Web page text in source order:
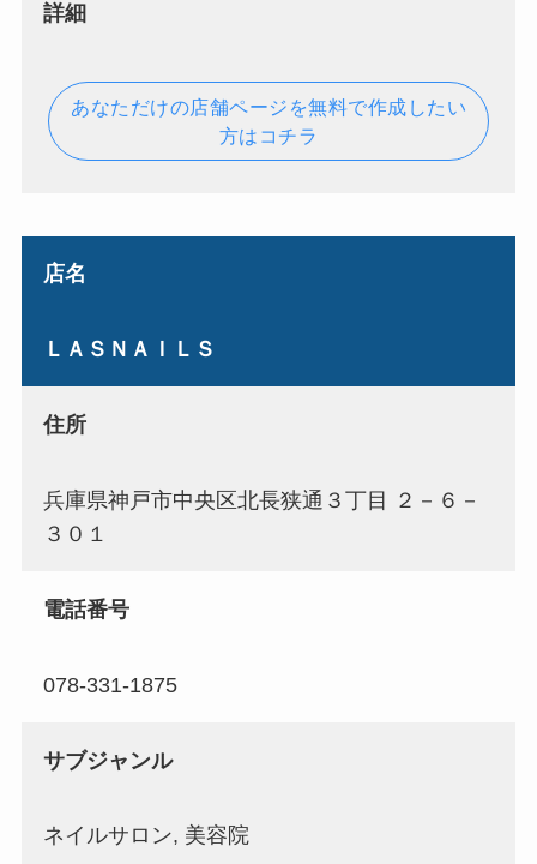
詳細
あなただけの店舗ページを無料で作成したい
方はコチラ
店名
ＬＡＳＮＡＩＬＳ
住所
兵庫県神戸市中央区北長狭通３丁目 ２－６－
３０１
電話番号
078-331-1875
サブジャンル
ネイルサロン, 美容院